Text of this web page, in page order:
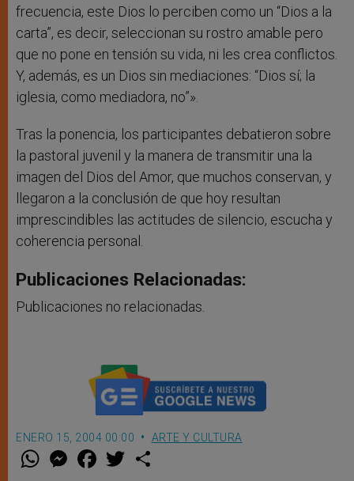
frecuencia, este Dios lo perciben como un “Dios a la
carta”, es decir, seleccionan su rostro amable pero
que no pone en tensión su vida, ni les crea conflictos.
Y, además, es un Dios sin mediaciones: “Dios sí; la
iglesia, como mediadora, no”».
Tras la ponencia, los participantes debatieron sobre
la pastoral juvenil y la manera de transmitir una la
imagen del Dios del Amor, que muchos conservan, y
llegaron a la conclusión de que hoy resultan
imprescindibles las actitudes de silencio, escucha y
coherencia personal.
Publicaciones Relacionadas:
Publicaciones no relacionadas.
ENERO 15, 2004 00:00 ARTE Y CULTURA
W M
e
F
a w